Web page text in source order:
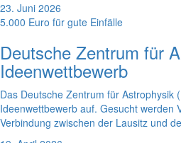
23. Juni 2026
5.000 Euro für gute Einfälle
Deutsche Zentrum für
Ideenwettbewerb
Das Deutsche Zentrum für Astrophysik
Ideenwettbewerb auf. Gesucht werden
Verbindung zwischen der Lausitz und